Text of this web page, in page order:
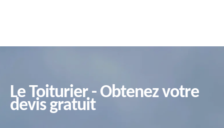
Le Toiturier - Obtenez votre
devis gratuit